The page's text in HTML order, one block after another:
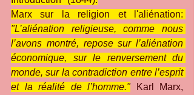
"L’aliénation religieuse, comme nous
l’avons montré, repose sur l’aliénation
économique, sur le renversement du
monde, sur la contradiction entre l’esprit
et la réalité de l’homme."
Karl Marx,